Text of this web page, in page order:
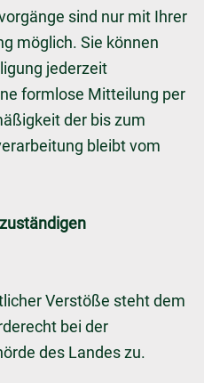
sind nur mit Ihrer
möglich. Sie können
jederzeit
formlose Mitteilung per
der bis zum
bleibt vom
Verstöße steht dem
bei der
des Landes zu.